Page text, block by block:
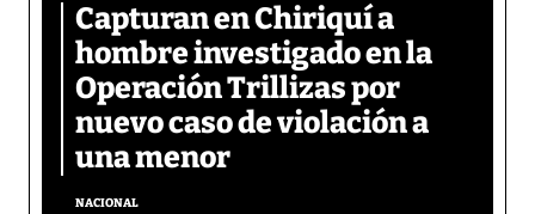
Capturan en Chiriquí a
hombre investigado en la
Operación Trillizas por
nuevo caso de violación a
una menor
NACIONAL